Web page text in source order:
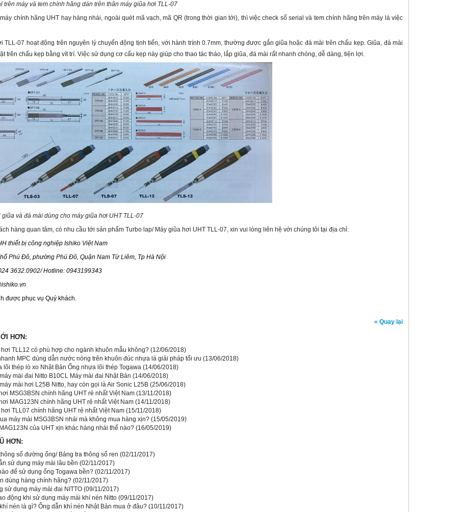
trên máy và tem chính hãng dán trên thân máy giũa hơi TLL-07
chính hãng UHT hay hàng nhái, ngoài quét mã vạch, mã QR (trong thời gian tới), thì việc check số serial và tem chính hãng trên máy là việc
TLL-07 hoạt động trên nguyên lý chuyển động tịnh tiến, với hành trình 0.7mm, thường được gắn giũa hoặc đá mài trên chấu kẹp. Giũa, đá mài
trên chấu kẹp bằng vít trí. Việc sử dụng cơ cấu kẹp này giúp cho thao tác tháo, lắp giũa, đá mài rất nhanh chóng, dễ dàng, tiện lợi.
giũa và đá mài dùng cho máy giũa hơi UHT TLL-07
hàng quan tâm, có nhu cầu tới sản phẩm Turbo lap/ Máy giũa hơi UHT TLL-07, xin vui lòng liên hệ với chúng tôi tại địa chỉ:
thiết bị công nghiệp Ishiko Việt Nam
Phú Đô, phường Phú Đô, Quận Nam Từ Liêm, Tp Hà Nội
3632.0902/ Hotline: 0943199343
được phục vụ Quý khách.
« Quay lại
HƠN:
hơi TLL12 có phù hợp cho ngành khuôn mẫu không? (12/06/2018)
MPC dùng dẫn nước nóng trên khuôn đúc nhựa là giải pháp tối ưu (13/06/2018)
lõi thép lò xo Nhật Bản Ống nhựa lõi thép Togawa (14/06/2018)
mài đai Nitto B10CL Máy mài đai Nhật Bản (14/06/2018)
mài hơi L25B Nitto, hay còn gọi là Air Sonic L25B (25/06/2018)
MSG3BSN chính hãng UHT rẻ nhất Việt Nam (13/11/2018)
MAG123N chính hãng UHT rẻ nhất Việt Nam (14/11/2018)
hơi TLL07 chính hãng UHT rẻ nhất Việt Nam (15/11/2018)
máy mài MSG3BSN nhái mà không mua hàng xịn? (15/05/2019)
của UHT xịn khác hàng nhái thế nào? (16/05/2019)
HƠN:
số đường ống/ Bảng tra thông số ren (02/11/2017)
sử dụng máy mài lâu bền (02/11/2017)
để sử dụng ống Togawa bền? (02/11/2017)
dùng hàng chính hãng? (02/11/2017)
sử dụng máy mài đai NITTO (09/11/2017)
động khi sử dụng máy mài khí nén Nitto (09/11/2017)
nén là gì? Ống dẫn khí nén Nhật Bản mua ở đâu? (10/11/2017)